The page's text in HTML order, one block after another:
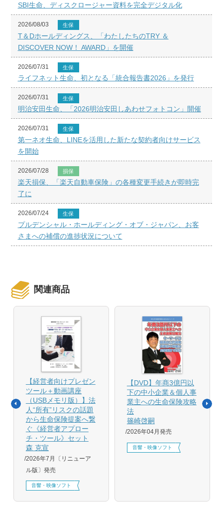
SBI生命、ディスクロージャー資料を完全デジタル化
2026/08/03 生保
T＆Dホールディングス、「わたしたちのTRY ＆
DISCOVER NOW！ AWARD」を開催
2026/07/31 生保
ライフネット生命、初となる「統合報告書2026」を発行
2026/07/31 生保
明治安田生命、「2026明治安田しあわせフォトコン」開催
2026/07/31 生保
第一ネオ生命、LINEを活用した新たな契約者向けサービス
を開始
2026/07/28 損保
楽天損保、「楽天自動車保険」の各種変更手続きが即時完
了に
2026/07/24 生保
プルデンシャル・ホールディング・オブ・ジャパン、お客
さまへの補償の進捗状況について
関連商品
【経営者向けプレゼン
ツール＋動画講座
（USBメモリ版）】法
人“所有”リスクの話題
から生命保険提案へ繋
ぐ《経営者アプロー
チ・ツール》セット
森 克宣
2026年7月〔リニューア
ル版〕発売
音響・映像ソフト
【DVD】年商3億円以
下の中小企業＆個人事
業主への生命保険攻略
法
篠崎啓嗣
2026年04月発売
音響・映像ソフト